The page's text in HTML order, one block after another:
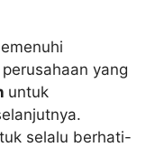
yang
untuk
selalu berhati-